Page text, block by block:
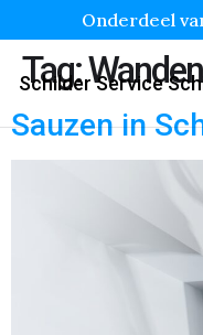
Onderdeel
Schilder Service
Tag:
Sauzen in